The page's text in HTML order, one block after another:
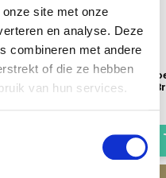
site met onze
en analyse. Deze
combineren met andere
of die ze hebben
van hun services.
Harry's Horse
Equitights Rookie -